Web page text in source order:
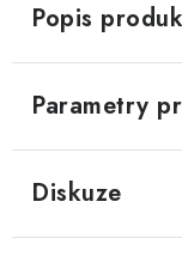
Popis
Parametry
Diskuze